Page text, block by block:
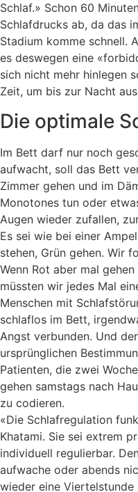
Schlaf.» Schon 60
Schlafdrucks ab, da das
Stadium komme schnell.
es deswegen eine
sich nicht mehr hinlegen
Zeit, um bis zur Nacht
Die optimale
Im Bett darf nur noch
aufwacht, soll das Bett
Zimmer gehen und im
Monotones tun oder
Augen wieder zufallen,
Es sei wie bei einer
stehen, Grün gehen. Wir
Wenn Rot aber mal
müssten wir jedes Mal
Menschen mit
schlaflos im Bett,
Angst verbunden. Und
ursprünglichen
Patienten, die zwei
gehen samstags nach
zu codieren.
«Die Schlafregulation
Khatami. Sie sei extrem
individuell regulierbar.
aufwache oder abends
wieder eine Viertelstunde